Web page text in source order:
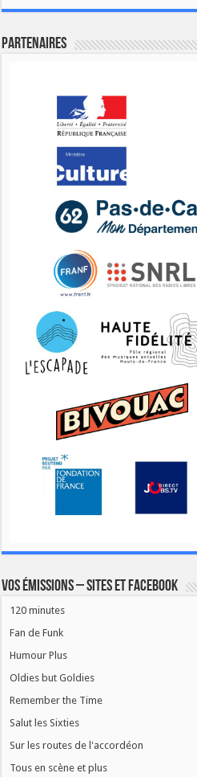
Partenaires
Vos émissions – Sites et Facebook
120 minutes
Fan de Funk
Humour Plus
Oldies but Goldies
Remember the Time
Salut les Sixties
Sur les routes de l'accordéon
Tous en scène et plus